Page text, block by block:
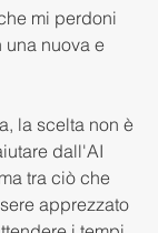
mi perdoni
una nuova e
la scelta non è
dall'AI
tra ciò che
apprezzato